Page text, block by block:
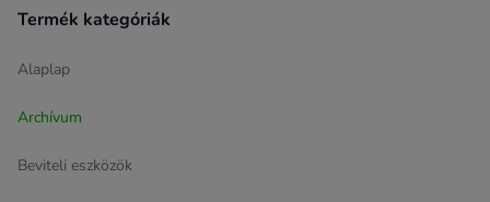
Termék kategóriák
Alaplap
Archívum
Beviteli eszközök